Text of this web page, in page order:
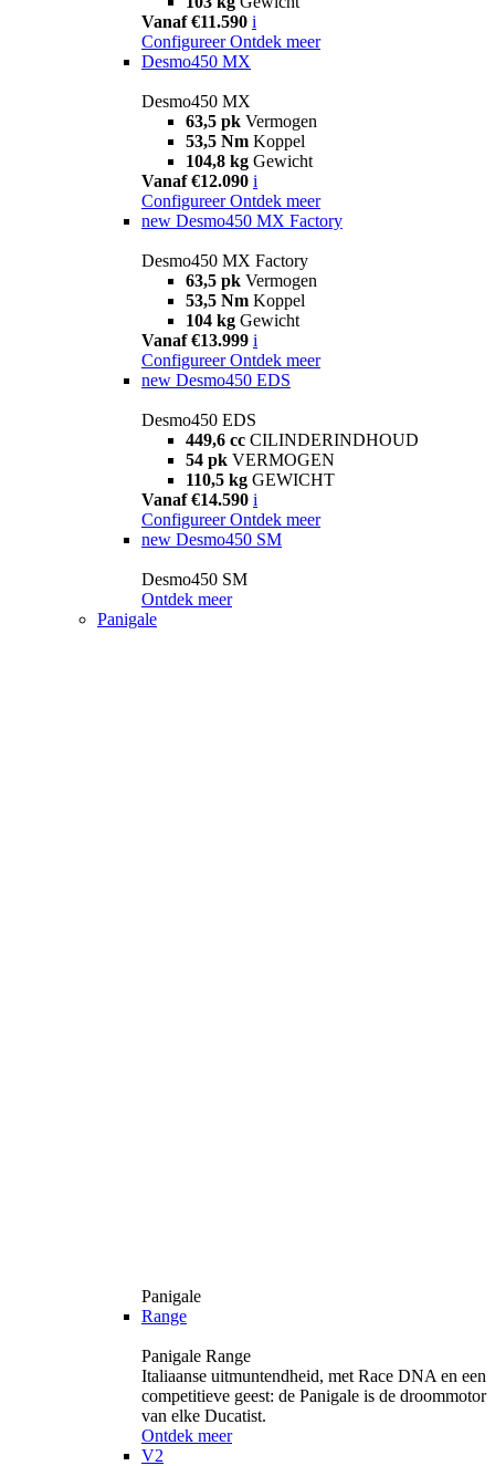
Vanaf €11.590 i
Configureer Ontdek meer
Desmo450 MX
Desmo450 MX
63,5 pk Vermogen
53,5 Nm Koppel
104,8 kg Gewicht
Vanaf €12.090 i
Configureer Ontdek meer
new Desmo450 MX Factory
Desmo450 MX Factory
63,5 pk Vermogen
53,5 Nm Koppel
104 kg Gewicht
Vanaf €13.999 i
Configureer Ontdek meer
new Desmo450 EDS
Desmo450 EDS
449,6 cc CILINDERINDHOUD
54 pk VERMOGEN
110,5 kg GEWICHT
Vanaf €14.590 i
Configureer Ontdek meer
new Desmo450 SM
Desmo450 SM
Ontdek meer
Panigale
Panigale
Range
Panigale Range
Italiaanse uitmuntendheid, met Race DNA en een
competitieve geest: de Panigale is de droommotor
van elke Ducatist.
Ontdek meer
V2